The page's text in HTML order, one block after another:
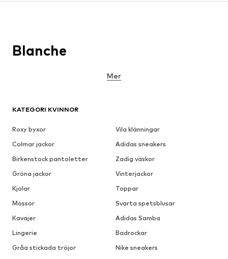
KATEGORI KVINNOR
Roxy byxor
Vila klänningar
Colmar jackor
Adidas sneakers
Birkenstock pantoletter
Zadig väskor
Gröna jackor
Vinterjackor
Kjolar
Toppar
Mössor
Svarta spetsblusar
Kavajer
Adidas Samba
Lingerie
Badrockar
Gråa stickada tröjor
Nike sneakers
Blanche
Mer